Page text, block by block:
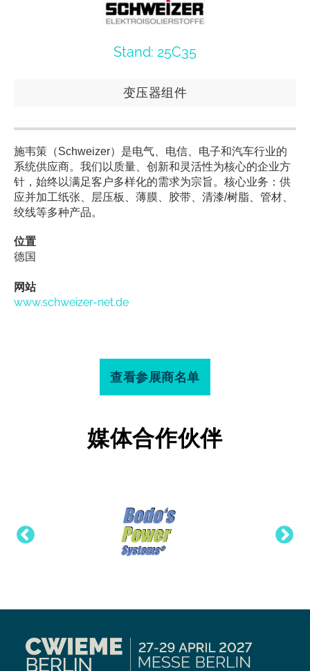
Stand: 25C35
变压器组件
施韦策（Schweizer）是电气、电信、电子和汽车行业的
系统供应商。我们以质量、创新和灵活性为核心的企业方
针，始终以满足客户多样化的需求为宗旨。核心业务：供
应并加工纸张、层压板、薄膜、胶带、清漆/树脂、管材、
绞线等多种产品。
位置
德国
网站
www.schweizer-net.de
查看参展商名单
媒体合作伙伴